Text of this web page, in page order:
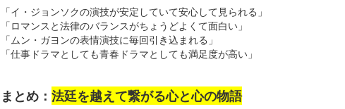
「イ・ジョンソクの演技が安定していて安心して見られる」
「ロマンスと法律のバランスがちょうどよくて面白い」
「ムン・ガヨンの表情演技に毎回引き込まれる」
「仕事ドラマとしても青春ドラマとしても満足度が高い」
まとめ： 法廷を越えて繋がる心と心の物語